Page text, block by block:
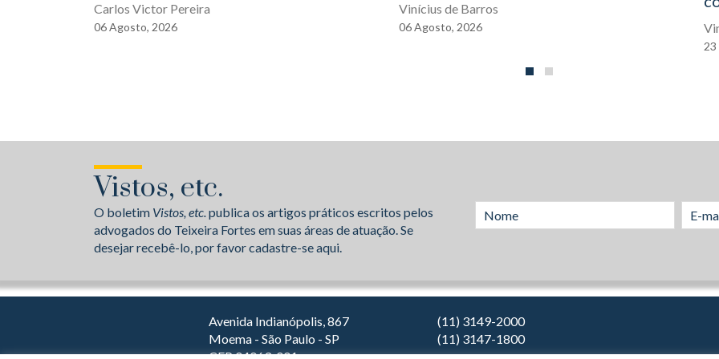
Carlos Victor Pereira
06Agosto, 2026
Vinícius de Barros
06Agosto, 2026
23
Vistos, etc.
O boletim Vistos, etc.publica os artigos práticos escritos pelos
advogados do Teixeira Fortes em suas áreas de atuação. Se
desejar recebê-lo, por favor cadastre-se aqui.
Avenida Indianópolis, 867
Moema - São Paulo - SP
(11) 3149-2000
(11) 3147-1800